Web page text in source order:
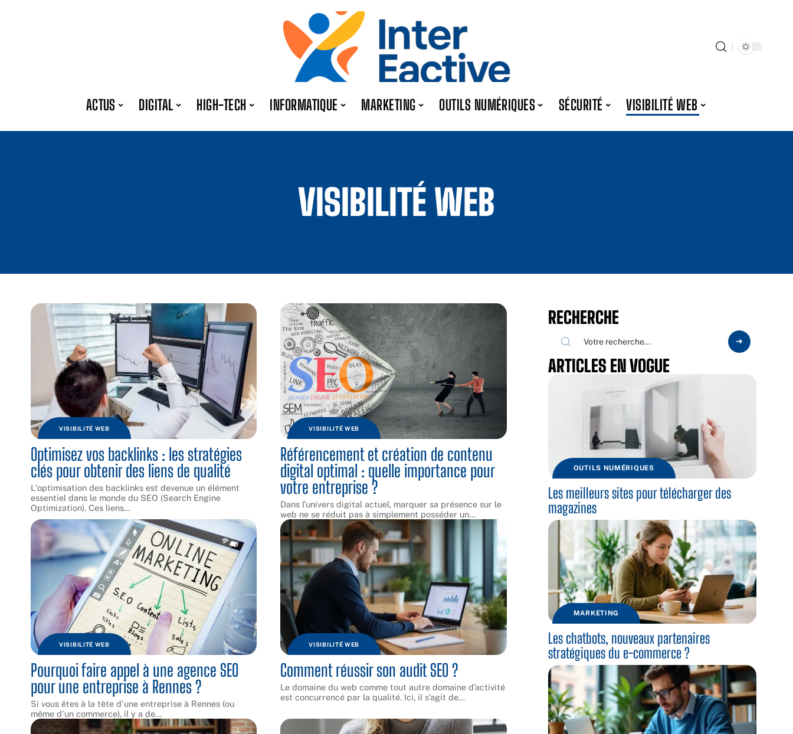
ACTUS DIGITAL HIGH-TECH INFORMATIQUE MARKETING OUTILS NUMÉRIQUES SÉCURITÉ VISIBILITÉ WEB
VISIBILITÉ WEB
VISIBILITÉ WEB
Optimisez vos backlinks : les stratégies
clés pour obtenir des liens de qualité
L'optimisation des backlinks est devenue un élément
essentiel dans le monde du SEO (Search Engine
Optimization). Ces liens…
VISIBILITÉ WEB
Référencement et création de contenu
digital optimal : quelle importance pour
votre entreprise ?
Dans l’univers digital actuel, marquer sa présence sur le
web ne se réduit pas à simplement posséder un…
VISIBILITÉ WEB
Pourquoi faire appel à une agence SEO
pour une entreprise à Rennes ?
Si vous êtes à la tête d'une entreprise à Rennes (ou
même d'un commerce), il y a de…
VISIBILITÉ WEB
Comment réussir son audit SEO ?
Le domaine du web comme tout autre domaine d’activité
est concurrencé par la qualité. Ici, il s’agit de…
RECHERCHE
ARTICLES EN VOGUE
OUTILS NUMÉRIQUES
Les meilleurs sites pour télécharger des
magazines
MARKETING
Les chatbots, nouveaux partenaires
stratégiques du e-commerce ?